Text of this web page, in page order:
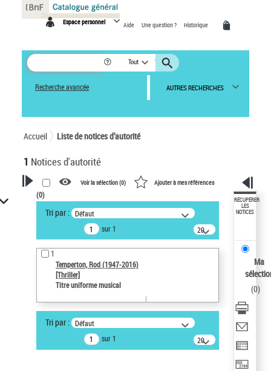
Espace personnel Aide Une question ? Historique
Tout
Recherche avancée AUTRES RECHERCHES
Accueil Liste de notices d’autorité
1 Notices d'autorité
VOTRE RECHERCHE
Recherche avancée dans les
notices d’autorité
Œuvres liées à l'auteur :
Temperton, Rod (1947-2016)
Type de notice d'autorité
Type de notice d'autorité
Voir la sélection (0) Ajouter à mes références
(0)
Tri par : Défaut
sur 1
20
résultats/page
1
Temperton, Rod (1947-2016)
[Thriller]
Titre uniforme musical
Tri par : Défaut
sur 1
20
résultats/page
RÉCUPÉRER
LES
NOTICES
Ma
(0)
Panneau de gestion des cookies